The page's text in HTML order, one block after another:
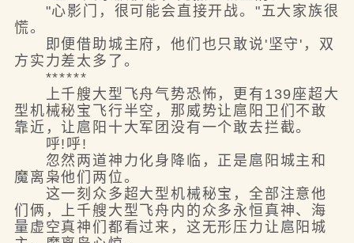
"心影门，很可能会直接开战。"五大家族很
慌。
即便借助城主府，他们也只敢说'坚守'，双
方实力差太多了。
******
上千艘大型飞舟气势恐怖，更有139座超大
型机械秘宝飞行半空，那威势让扈阳卫们不敢
靠近，让扈阳十大军团没有一个敢去拦截。
呼!呼!
忽然两道神力化身降临，正是扈阳城主和
魔离枭他们两位。
这一刻众多超大型机械秘宝，全部注意他
们俩，上千艘大型飞舟内的众多永恒真神、海
量虚空真神们都看过来，这无形压力让扈阳城